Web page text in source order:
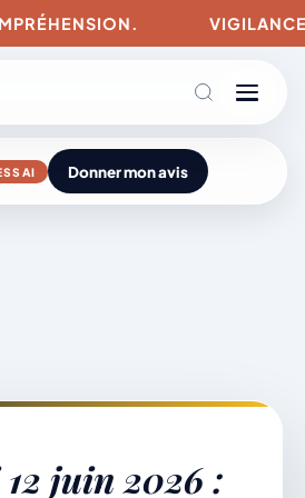
VIGILANCES
Donner mon avis
juin 2026 :